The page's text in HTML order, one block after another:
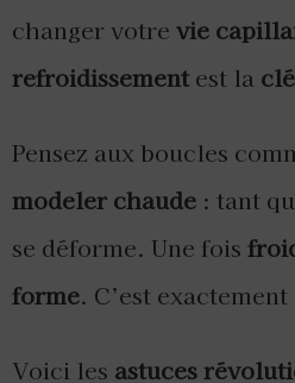
changer votre vie
refroidissement est la
Pensez aux boucles
modeler chaude : tant
se déforme. Une fois
forme. C’est
Voici les astuces